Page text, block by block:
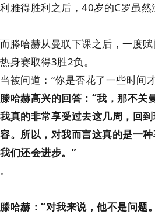
利雅得胜利之后，40岁的C罗虽
而滕哈赫从曼联下课之后，一度
热身赛取得3胜2负。
当被问道：“你是否花了一些时间
滕哈赫高兴的回答：“我，那不关
我真的非常享受过去这几周，回
容。所以，对我而言这真的是一
我们还会进步。”
。
滕哈赫：“对我来说，他不是问题